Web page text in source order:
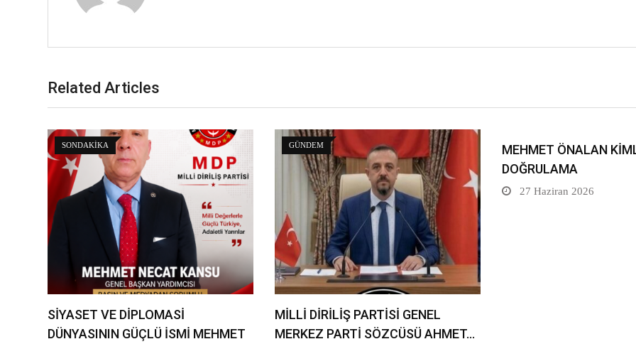
Related Articles
SONDAKIKA
SİYASET VE DİPLOMASİ
DÜNYASININ GÜÇLÜ İSMİ MEHMET
GÜNDEM
MİLLİ DİRİLİŞ PARTİSİ GENEL
MERKEZ PARTİ SÖZCÜSÜ AHMET…
MEHMET ÖNALAN
DOĞRULAMA
27 Haziran 2026